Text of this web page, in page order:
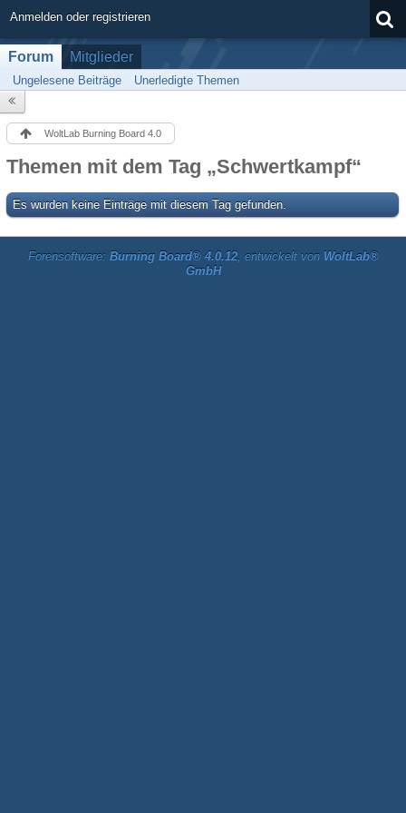
Anmelden oder registrieren
Forum Mitglieder
Ungelesene Beiträge Unerledigte Themen
WoltLab Burning Board 4.0
Themen mit dem Tag „Schwertkampf“
Es wurden keine Einträge mit diesem Tag gefunden.
Forensoftware: Burning Board® 4.0.12, entwickelt von WoltLab®
GmbH